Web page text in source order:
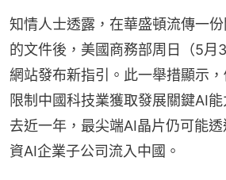
知情人士透露，在華盛頓流傳一
的文件後，美國商務部周日（5月
網站發布新指引。此一舉措顯示
限制中國科技業獲取發展關鍵AI
去近一年，最尖端AI晶片仍可能
資AI企業子公司流入中國。